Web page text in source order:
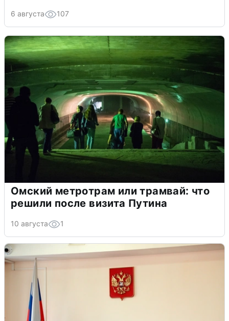
6 августа 107
Омский метротрам или трамвай: что
решили после визита Путина
10 августа 1